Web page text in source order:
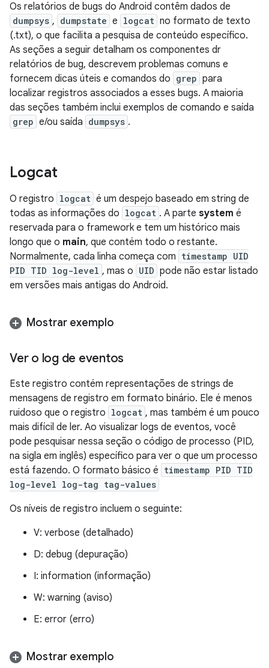
Os relatórios de bugs do Android contêm dados de
dumpsys , dumpstate e logcat no formato de texto
(.txt), o que facilita a pesquisa de conteúdo específico.
As seções a seguir detalham os componentes dr
relatórios de bug, descrevem problemas comuns e
fornecem dicas úteis e comandos do grep para
localizar registros associados a esses bugs. A maioria
das seções também inclui exemplos de comando e saída
grep e/ou saída dumpsys .
Logcat
O registro logcat é um despejo baseado em string de
todas as informações do logcat . A parte system é
reservada para o framework e tem um histórico mais
longo que o main, que contém todo o restante.
Normalmente, cada linha começa com timestamp UID
PID TID log-level , mas o UID pode não estar listado
em versões mais antigas do Android.
Mostrar exemplo
Ver o log de eventos
Este registro contém representações de strings de
mensagens de registro em formato binário. Ele é menos
ruidoso que o registro logcat , mas também é um pouco
mais difícil de ler. Ao visualizar logs de eventos, você
pode pesquisar nessa seção o código de processo (PID,
na sigla em inglês) específico para ver o que um processo
está fazendo. O formato básico é timestamp PID TID
log-level log-tag tag-values
Os níveis de registro incluem o seguinte:
V: verbose (detalhado)
D: debug (depuração)
I: information (informação)
W: warning (aviso)
E: error (erro)
Mostrar exemplo